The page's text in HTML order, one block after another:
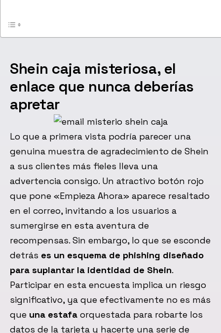
Shein caja misteriosa, el
enlace que nunca deberías
apretar
Lo que a primera vista podría parecer una
genuina muestra de agradecimiento de Shein
a sus clientes más fieles lleva una
advertencia consigo. Un atractivo botón rojo
que pone «Empieza Ahora» aparece resaltado
en el correo, invitando a los usuarios a
sumergirse en esta aventura de
recompensas. Sin embargo, lo que se esconde
detrás es un esquema de phishing diseñado
para suplantar la identidad de Shein.
Participar en esta encuesta implica un riesgo
significativo, ya que efectivamente no es más
que una estafa orquestada para robarte los
datos de la tarjeta y hacerte una serie de